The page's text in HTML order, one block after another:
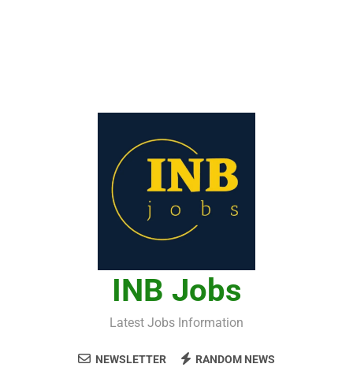
INB Jobs
Latest Jobs Information
NEWSLETTER RANDOM NEWS